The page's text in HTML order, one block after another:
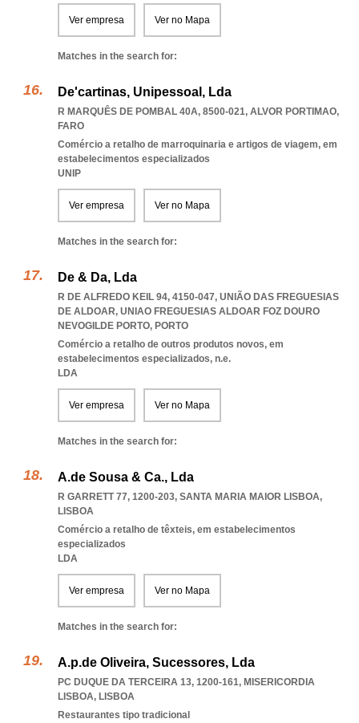
Ver empresa Ver no Mapa
Matches in the search for:
De'cartinas, Unipessoal, Lda
R MARQUÊS DE POMBAL 40A, 8500-021, ALVOR PORTIMAO,
FARO
Comércio a retalho de marroquinaria e artigos de viagem, em
estabelecimentos especializados
UNIP
Ver empresa Ver no Mapa
Matches in the search for:
De & Da, Lda
R DE ALFREDO KEIL 94, 4150-047, UNIÃO DAS FREGUESIAS
DE ALDOAR, UNIAO FREGUESIAS ALDOAR FOZ DOURO
NEVOGILDE PORTO, PORTO
Comércio a retalho de outros produtos novos, em
estabelecimentos especializados, n.e.
LDA
Ver empresa Ver no Mapa
Matches in the search for:
A.de Sousa & Ca., Lda
R GARRETT 77, 1200-203, SANTA MARIA MAIOR LISBOA,
LISBOA
Comércio a retalho de têxteis, em estabelecimentos
especializados
LDA
Ver empresa Ver no Mapa
Matches in the search for:
A.p.de Oliveira, Sucessores, Lda
PC DUQUE DA TERCEIRA 13, 1200-161, MISERICORDIA
LISBOA, LISBOA
Restaurantes tipo tradicional